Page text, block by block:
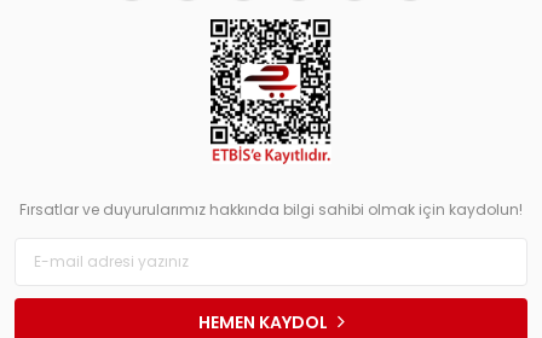
Fırsatlar ve duyurularımız hakkında bilgi sahibi olmak için kaydolun!
HEMEN KAYDOL